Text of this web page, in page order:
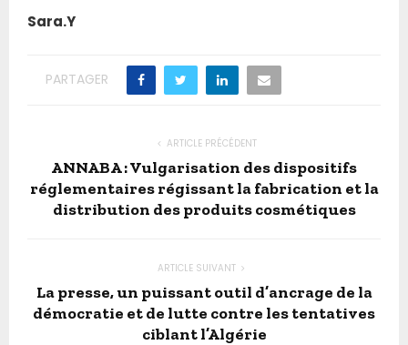
Sara.Y
PARTAGER
ARTICLE PRÉCÉDENT
ANNABA : Vulgarisation des dispositifs
réglementaires régissant la fabrication et la
distribution des produits cosmétiques
ARTICLE SUIVANT
La presse, un puissant outil d’ancrage de la
démocratie et de lutte contre les tentatives
ciblant l’Algérie